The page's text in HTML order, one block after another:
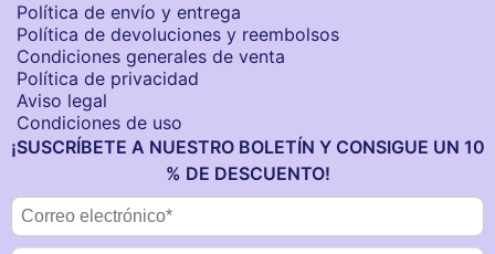
Política de envío y entrega
Política de devoluciones y reembolsos
Condiciones generales de venta
Política de privacidad
Aviso legal
Condiciones de uso
¡SUSCRÍBETE A NUESTRO BOLETÍN Y CONSIGUE UN 10
% DE DESCUENTO!